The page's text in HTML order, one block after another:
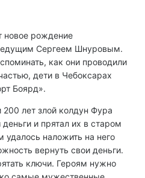
новое рождение
Сергеем Шнуровым.
как они проводили
дети в Чебоксарах
Боярд».
лет злой колдун Фура
и прятал их в старом
удалось наложить на него
вернуть свои деньги.
ключи. Героям нужно